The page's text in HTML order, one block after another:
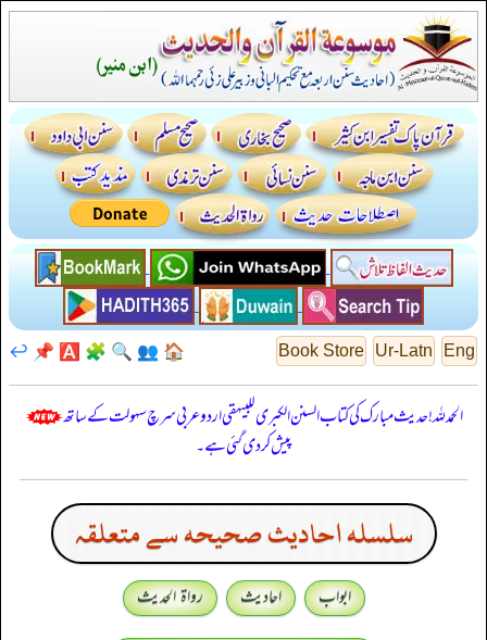
Eng
Ur-Latn
Book Store
🏠
👥
🔍
🧩
🅰️
📌
↩️
الحمدللہ! حدیث مبارک کی کتاب السنن الكبرى للبيهقي اردو عربی سرچ سہولت کے ساتھ
پیش کر دی گئی ہے۔
سلسله احاديث صحيحه سے متعلقہ
ابواب احادیث
رواۃ الحدیث